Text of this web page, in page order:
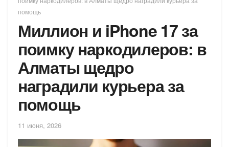
помощь
Миллион и iPhone 17 за
поимку наркодилеров: в
Алматы щедро
наградили курьера за
помощь
11 июня, 2026